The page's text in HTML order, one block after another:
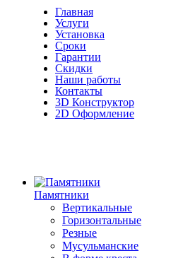
Главная
Услуги
Установка
Сроки
Гарантии
Скидки
Наши работы
Контакты
3D Конструктор
2D Оформление
Памятники
Вертикальные
Горизонтальные
Резные
Мусульманские